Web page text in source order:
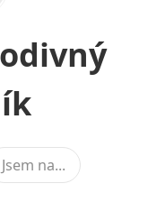
Jsem na...